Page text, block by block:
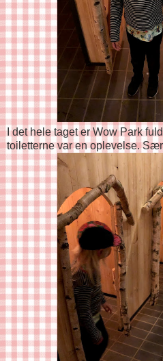
I det hele taget er Wow Park
toiletterne var en oplevelse.